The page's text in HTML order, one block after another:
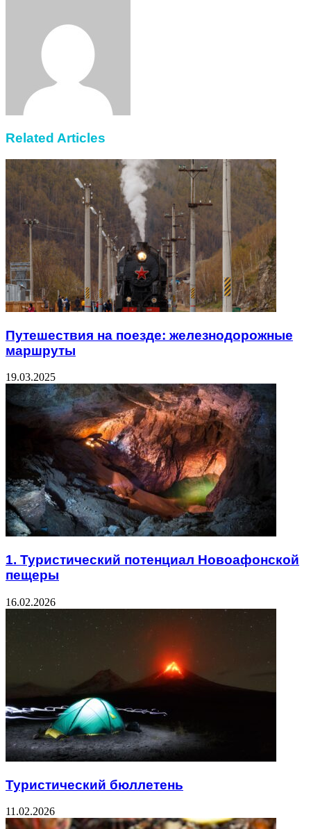
Related Articles
Путешествия на поезде: железнодорожные
маршруты
19.03.2025
1. Туристический потенциал Новоафонской
пещеры
16.02.2026
Туристический бюллетень
11.02.2026